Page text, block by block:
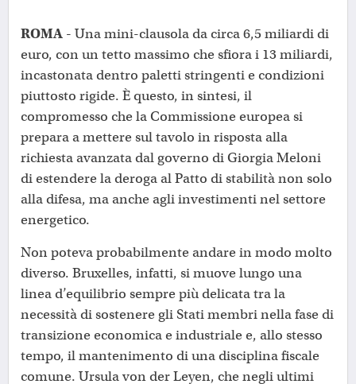
ROMA - Una mini-clausola da circa 6,5 miliardi di
euro, con un tetto massimo che sfiora i 13 miliardi,
incastonata dentro paletti stringenti e condizioni
piuttosto rigide. È questo, in sintesi, il
compromesso che la Commissione europea si
prepara a mettere sul tavolo in risposta alla
richiesta avanzata dal governo di Giorgia Meloni
di estendere la deroga al Patto di stabilità non solo
alla difesa, ma anche agli investimenti nel settore
energetico.
Non poteva probabilmente andare in modo molto
diverso. Bruxelles, infatti, si muove lungo una
linea d’equilibrio sempre più delicata tra la
necessità di sostenere gli Stati membri nella fase di
transizione economica e industriale e, allo stesso
tempo, il mantenimento di una disciplina fiscale
comune. Ursula von der Leyen, che negli ultimi